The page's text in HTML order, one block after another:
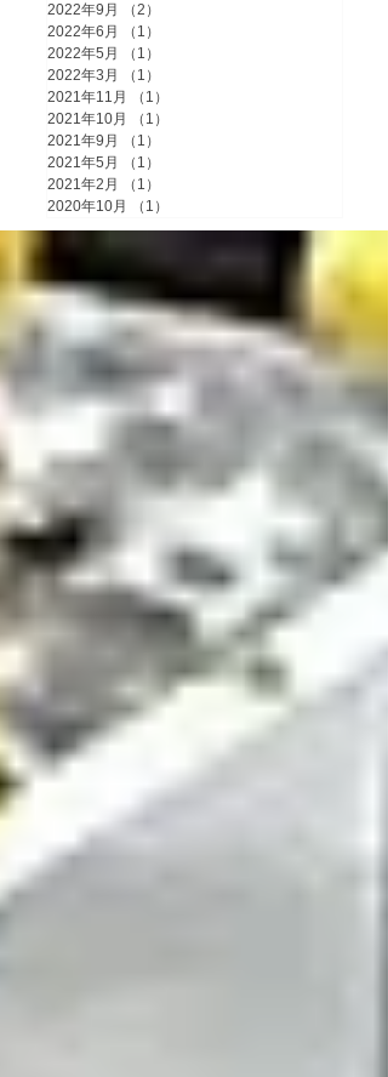
2022年9月
（2）
2022年6月
（1）
2022年5月
（1）
2022年3月
（1）
2021年11月
（1）
2021年10月
（1）
2021年9月
（1）
2021年5月
（1）
2021年2月
（1）
2020年10月
（1）